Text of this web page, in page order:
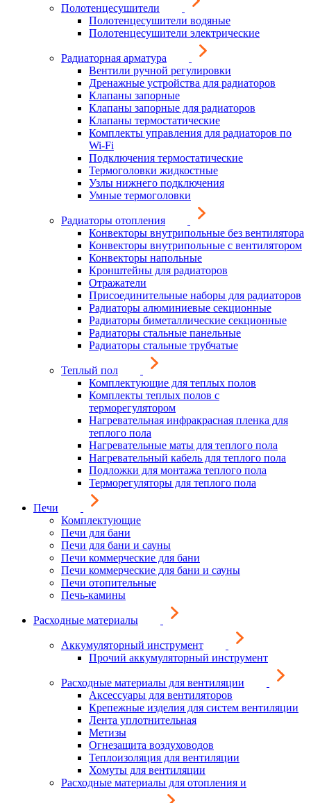
Полотенцесушители
Полотенцесушители водяные
Полотенцесушители электрические
Радиаторная арматура
Вентили ручной регулировки
Дренажные устройства для радиаторов
Клапаны запорные
Клапаны запорные для радиаторов
Клапаны термостатические
Комплекты управления для радиаторов по
Wi-Fi
Подключения термостатические
Термоголовки жидкостные
Узлы нижнего подключения
Умные термоголовки
Радиаторы отопления
Конвекторы внутрипольные без вентилятора
Конвекторы внутрипольные с вентилятором
Конвекторы напольные
Кронштейны для радиаторов
Отражатели
Присоединительные наборы для радиаторов
Радиаторы алюминиевые секционные
Радиаторы биметаллические секционные
Радиаторы стальные панельные
Радиаторы стальные трубчатые
Теплый пол
Комплектующие для теплых полов
Комплекты теплых полов с
терморегулятором
Нагревательная инфракрасная пленка для
теплого пола
Нагревательные маты для теплого пола
Нагревательный кабель для теплого пола
Подложки для монтажа теплого пола
Терморегуляторы для теплого пола
Печи
Комплектующие
Печи для бани
Печи для бани и сауны
Печи коммерческие для бани
Печи коммерческие для бани и сауны
Печи отопительные
Печь-камины
Расходные материалы
Аккумуляторный инструмент
Прочий аккумуляторный инструмент
Расходные материалы для вентиляции
Аксессуары для вентиляторов
Крепежные изделия для систем вентиляции
Лента уплотнительная
Метизы
Огнезащита воздуховодов
Теплоизоляция для вентиляции
Хомуты для вентиляции
Расходные материалы для отопления и